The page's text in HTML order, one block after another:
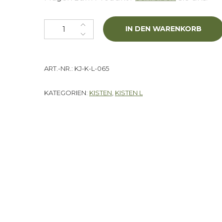
Kiste "Titanic II" L MengeIN DEN WARENKORB
ART.-NR.: KJ-K-L-065
KATEGORIEN: KISTEN, KISTEN L